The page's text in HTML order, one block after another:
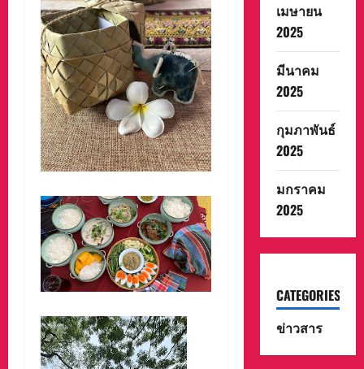
เมษายน
2025
มีนาคม
2025
กุมภาพันธ์
2025
มกราคม
2025
CATEGORIES
ข่าวสาร